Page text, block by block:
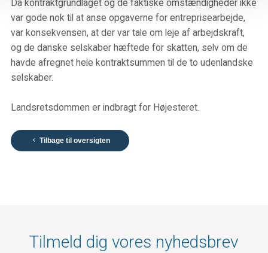
Da kontraktgrundlaget og de faktiske omstændigheder ikke
var gode nok til at anse opgaverne for entreprisearbejde,
var konsekvensen, at der var tale om leje af arbejdskraft,
og de danske selskaber hæftede for skatten, selv om de
havde afregnet hele kontraktsummen til de to udenlandske
selskaber.
Landsretsdommen er indbragt for Højesteret.
 Tilbage til oversigten
Tilmeld dig vores nyhedsbrev